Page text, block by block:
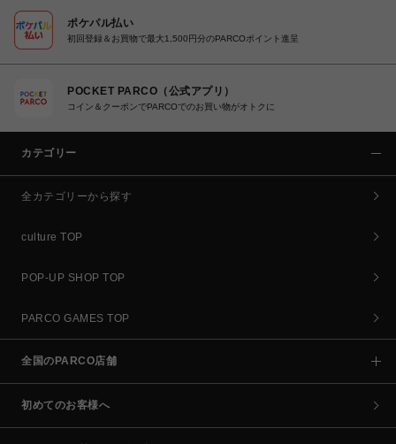
ポケパル払い
初回登録＆お買物で最大1,500円分のPARCOポイント進呈
POCKET PARCO（公式アプリ）
コイン＆クーポンでPARCOでのお買い物がオトクに
カテゴリー
全カテゴリーから探す
culture TOP
POP-UP SHOP TOP
PARCO GAMES TOP
全国のPARCO店舗
初めてのお客様へ